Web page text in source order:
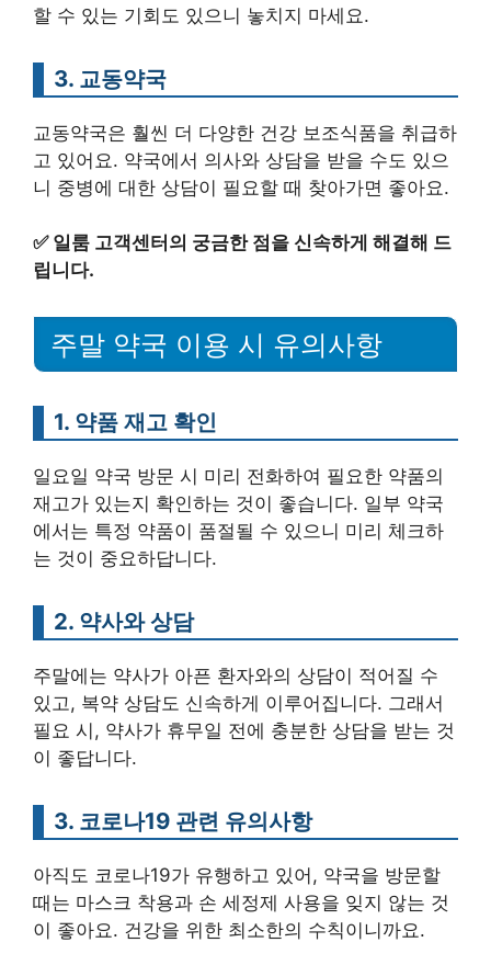
할 수 있는 기회도 있으니 놓치지 마세요.
3. 교동약국
교동약국은 훨씬 더 다양한 건강 보조식품을 취급하
고 있어요. 약국에서 의사와 상담을 받을 수도 있으
니 중병에 대한 상담이 필요할 때 찾아가면 좋아요.
✅ 일룸 고객센터의 궁금한 점을 신속하게 해결해 드
립니다.
주말 약국 이용 시 유의사항
1. 약품 재고 확인
일요일 약국 방문 시 미리 전화하여 필요한 약품의
재고가 있는지 확인하는 것이 좋습니다. 일부 약국
에서는 특정 약품이 품절될 수 있으니 미리 체크하
는 것이 중요하답니다.
2. 약사와 상담
주말에는 약사가 아픈 환자와의 상담이 적어질 수
있고, 복약 상담도 신속하게 이루어집니다. 그래서
필요 시, 약사가 휴무일 전에 충분한 상담을 받는 것
이 좋답니다.
3. 코로나19 관련 유의사항
아직도 코로나19가 유행하고 있어, 약국을 방문할
때는 마스크 착용과 손 세정제 사용을 잊지 않는 것
이 좋아요. 건강을 위한 최소한의 수칙이니까요.